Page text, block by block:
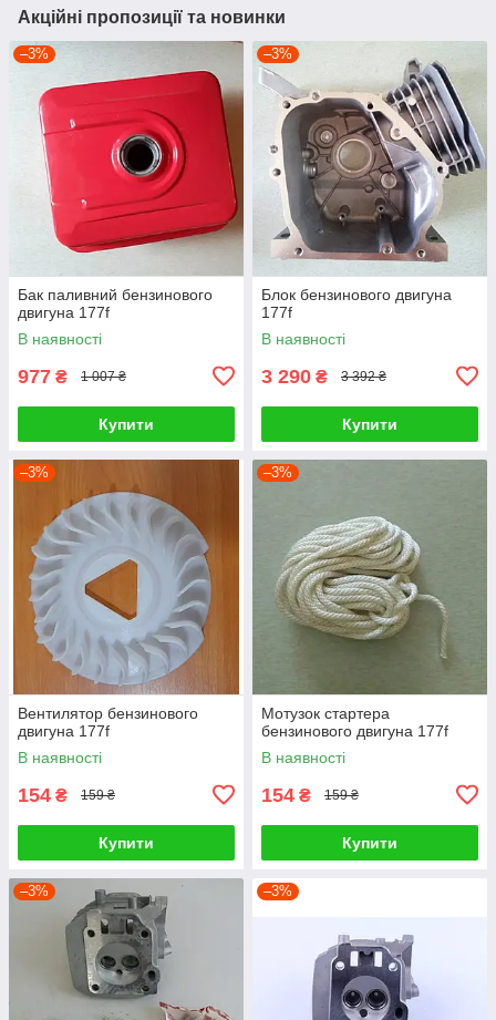
Акційні пропозиції та новинки
–3%
Бак паливний бензинового
двигуна 177f
В наявності
977 ₴ 1 007 ₴
Купити
–3%
Блок бензинового двигуна
177f
В наявності
3 290 ₴ 3 392 ₴
Купити
–3%
Вентилятор бензинового
двигуна 177f
В наявності
154 ₴ 159 ₴
Купити
–3%
Мотузок стартера
бензинового двигуна 177f
В наявності
154 ₴ 159 ₴
Купити
–3% –3%